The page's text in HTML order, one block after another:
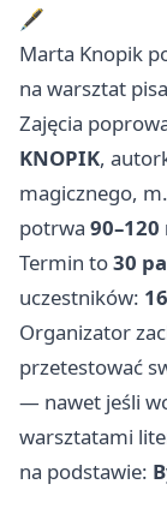
🖋️
Marta Knopik
na warsztat
Zajęcia
KNOPIK,
magicznego,
potrwa 90–120
Termin to30
uczestników:
Organizator
przetestować
— nawet jeśli
warsztatami
na podstawie: